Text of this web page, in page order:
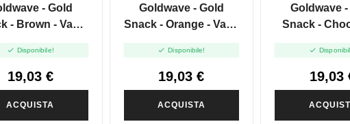
- Gold
- Brown - Vape
 Disponibile!
19,03 €
ACQUISTA
Goldwave - Gold
Snack - Orange - Vape
 Disponibile!
19,03 €
ACQUISTA
Goldwave -
Snack -

19,03